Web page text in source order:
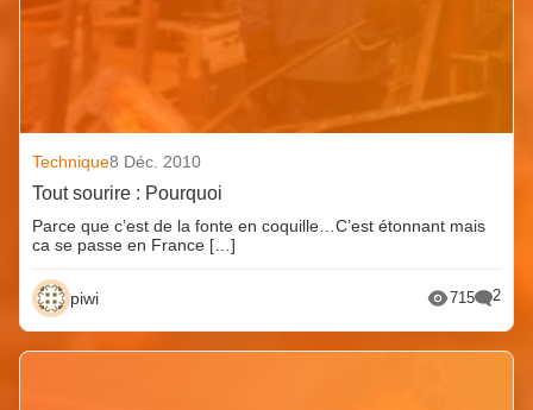
Technique8 Déc. 2010
Tout sourire : Pourquoi
Parce que c’est de la fonte en coquille…C’est étonnant mais
ca se passe en France […]
piwi 715 2